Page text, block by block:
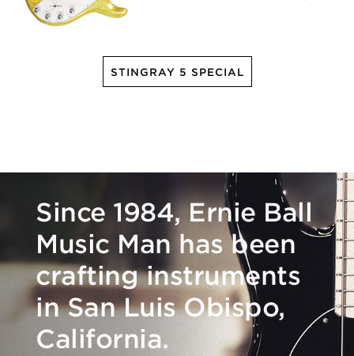
STINGRAY 5 SPECIAL
Since 1984, Ernie Ball
Music Man has been
crafting instruments
in San Luis Obispo,
California.